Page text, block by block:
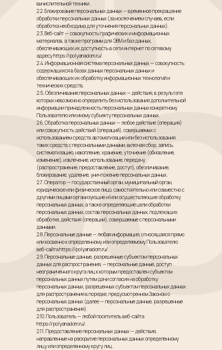
вычислительной техники.
2.2. Блокирование персональных данных — временное прекращение
обработки персональных данных (за исключением случаев, если
обработка необходима для уточнения персональных данных).
2.3. Веб-сайт — совокупность графических и информационных
материалов, а также программ для ЭВМ и баз данных,
обеспечивающих их доступность в сети интернет по сетевому
адресу https://polyanadom.ru/.
2.4. Информационная система персональных данных — совокупность
содержащихся в базах данных персональных данных и
обеспечивающих их обработку информационных технологий и
технических средств.
2.5. Обезличивание персональных данных — действия, в результате
которых невозможно определить без использования дополнительной
информации принадлежность персональных данных конкретному
Пользователю или иному субъекту персональных данных.
2.6. Обработка персональных данных — любое действие (операция)
или совокупность действий (операций), совершаемых с
использованием средств автоматизации или без использования
таких средств с персональными данными, включая сбор, запись,
систематизацию, накопление, хранение, уточнение (обновление,
изменение), извлечение, использование, передачу
(распространение, предоставление, доступ), обезличивание,
блокирование, удаление, уничтожение персональных данных.
2.7. Оператор — государственный орган, муниципальный орган,
юридическое или физическое лицо, самостоятельно или совместно с
другими лицами организующие и/или осуществляющие обработку
персональных данных, а также определяющие цели обработки
персональных данных, состав персональных данных, подлежащих
обработке, действия (операции), совершаемые с персональными
данными.
2.8. Персональные данные — любая информация, относящаяся прямо
или косвенно к определенному или определяемому Пользователю
веб-сайта https://polyanadom.ru/.
2.9. Персональные данные, разрешенные субъектом персональных
данных для распространения, — персональные данные, доступ
неограниченного круга лиц к которым предоставлен субъектом
персональных данных путем дачи согласия на обработку
персональных данных, разрешенных субъектом персональных данных
для распространения в порядке, предусмотренном Законом о
персональных данных (далее — персональные данные, разрешенные
для распространения).
2.10. Пользователь — любой посетитель веб-сайта
https://polyanadom.ru/.
2.11. Предоставление персональных данных — действия,
направленные на раскрытие персональных данных определенному
лицу или определенному кругу лиц.